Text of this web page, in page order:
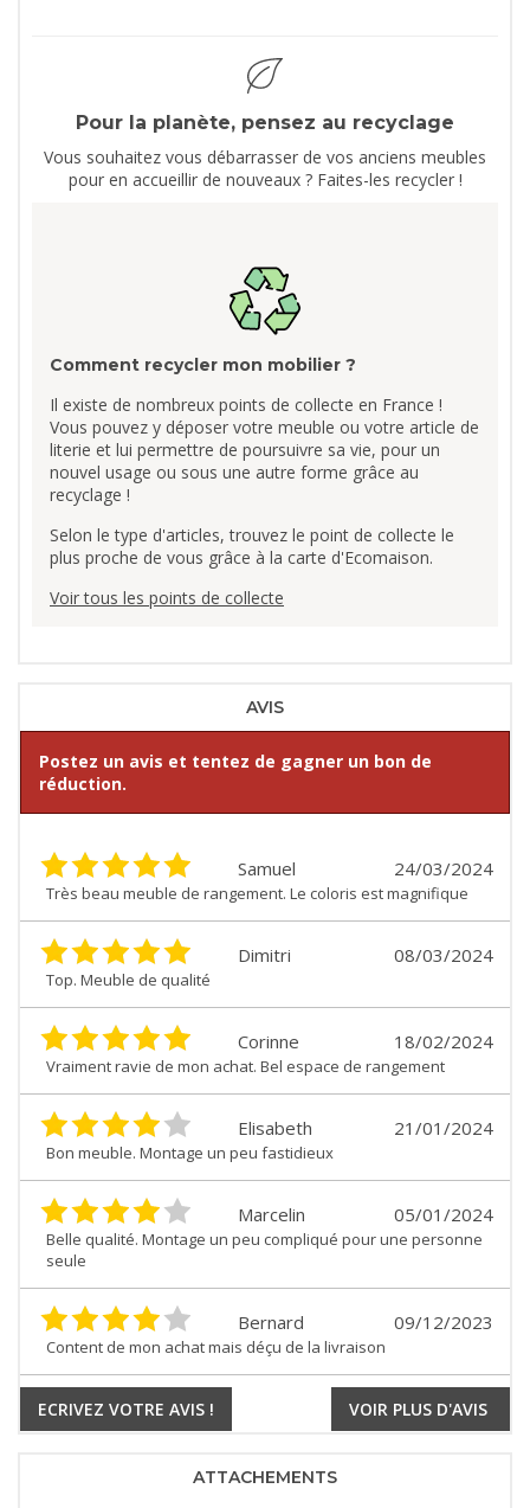
Pour la planète, pensez au recyclage
Vous souhaitez vous débarrasser de vos anciens meubles
pour en accueillir de nouveaux ? Faites-les recycler !
Comment recycler mon mobilier ?
Il existe de nombreux points de collecte en France !
Vous pouvez y déposer votre meuble ou votre article de
literie et lui permettre de poursuivre sa vie, pour un
nouvel usage ou sous une autre forme grâce au
recyclage !
Selon le type d'articles, trouvez le point de collecte le
plus proche de vous grâce à la carte d'Ecomaison.
Voir tous les points de collecte
AVIS
Postez un avis et tentez de gagner un bon de
réduction.
24/03/2024
Samuel
Très beau meuble de rangement. Le coloris est magnifique
08/03/2024
Dimitri
Top. Meuble de qualité
18/02/2024
Corinne
Vraiment ravie de mon achat. Bel espace de rangement
21/01/2024
Elisabeth
Bon meuble. Montage un peu fastidieux
05/01/2024
Marcelin
Belle qualité. Montage un peu compliqué pour une personne
seule
09/12/2023
Bernard
Content de mon achat mais déçu de la livraison
ECRIVEZ VOTRE AVIS ! VOIR PLUS D'AVIS
ATTACHEMENTS